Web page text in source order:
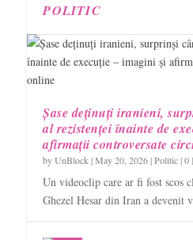
POLITIC
Șase deținuți iranieni,
al rezistenței înainte de
afirmații controversate
byUnBlock |May 20, 2026|Politic|0
Un videoclip care ar fi fost scos
Ghezel Hesar din Iran a devenit